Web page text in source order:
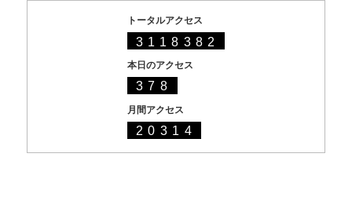
トータルアクセス
3118382
本日のアクセス
378
月間アクセス
20314